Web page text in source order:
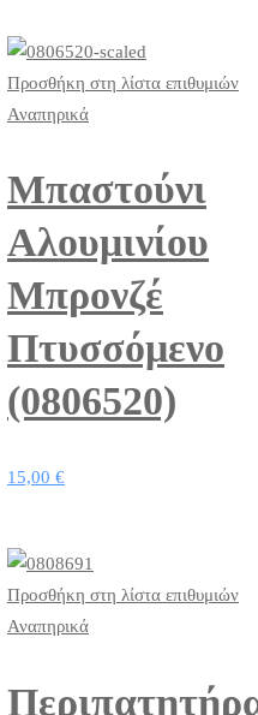
Προσθήκη στη λίστα επιθυμιών
Αναπηρικά
Μπαστούνι
Αλουμινίου
Μπρονζέ
Πτυσσόμενο
(0806520)
15,00 €
Προσθήκη στη λίστα επιθυμιών
Αναπηρικά